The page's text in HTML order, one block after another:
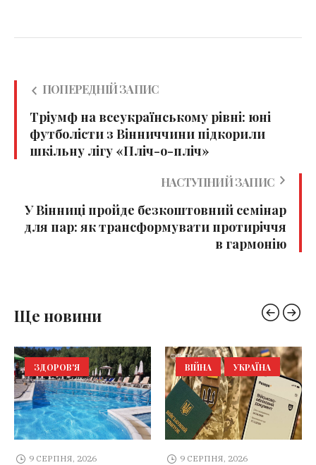
ПОПЕРЕДНІЙ ЗАПИС
Тріумф на всеукраїнському рівні: юні
футболісти з Вінниччини підкорили
шкільну лігу «Пліч-о-пліч»
НАСТУПНИЙ ЗАПИС
У Вінниці пройде безкоштовний семінар
для пар: як трансформувати протиріччя
в гармонію
Ще новини
ЗДОРОВ'Я
9 СЕРПНЯ, 2026
ВІЙНА УКРАЇНА
9 СЕРПНЯ, 2026